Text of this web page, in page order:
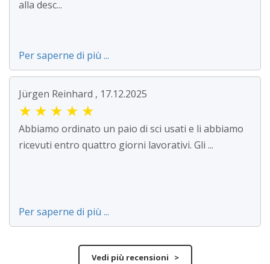
alla desc...
Per saperne di più ...
Jürgen Reinhard , 17.12.2025
★ ★ ★ ★ ★
Abbiamo ordinato un paio di sci usati e li abbiamo
ricevuti entro quattro giorni lavorativi. Gli ...
Per saperne di più ...
Vedi più recensioni >